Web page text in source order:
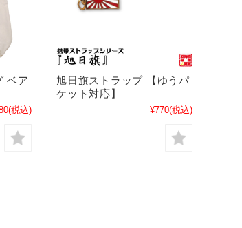
ベア
(税込)
旭日旗ストラップ 【ゆうパ
ケット対応】
¥770(税込)